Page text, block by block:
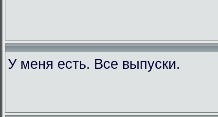
У меня есть. Все выпуски.